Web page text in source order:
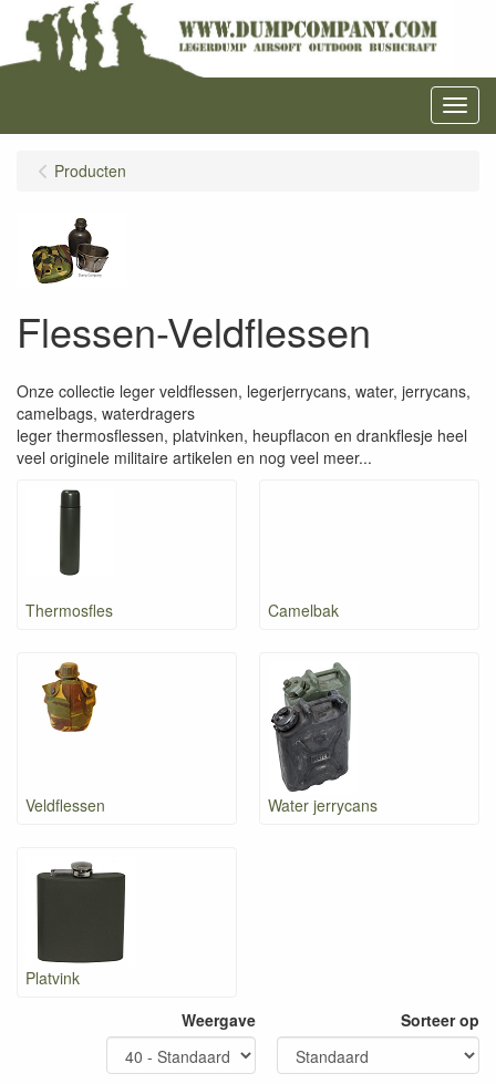
Menu
Producten
Flessen-Veldflessen
Onze collectie leger veldflessen, legerjerrycans, water, jerrycans,
camelbags, waterdragers
leger thermosflessen, platvinken, heupflacon en drankflesje heel
veel originele militaire artikelen en nog veel meer...
Thermosfles Camelbak
Veldflessen Water jerrycans
Platvink
Weergave
Sorteer op